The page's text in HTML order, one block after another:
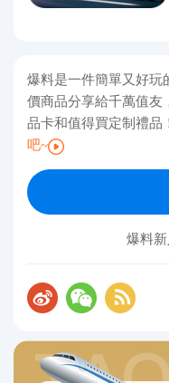
爆料是一件簡單又好玩
價商品分享給千萬值友
品卡和值得買定制禮品
吧~
爆料